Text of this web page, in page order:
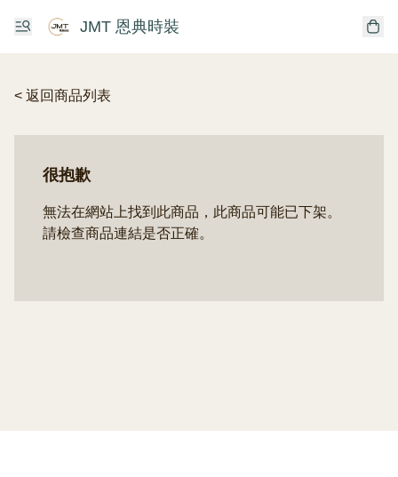
JMT 恩典時裝
< 返回商品列表
很抱歉
無法在網站上找到此商品，此商品可能已下架。
請檢查商品連結是否正確。